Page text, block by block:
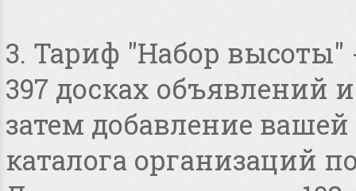
3. Тариф "Набор
397 досках объявлений
затем добавление
каталога организаций